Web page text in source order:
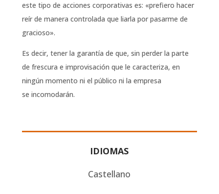
este tipo de acciones corporativas es: «prefiero hacer
reír de manera controlada que liarla por pasarme de
gracioso».
Es decir, tener la garantía de que, sin perder la parte
de frescura e improvisación que le caracteriza, en
ningún momento ni el público ni la empresa
se incomodarán.
IDIOMAS
Castellano